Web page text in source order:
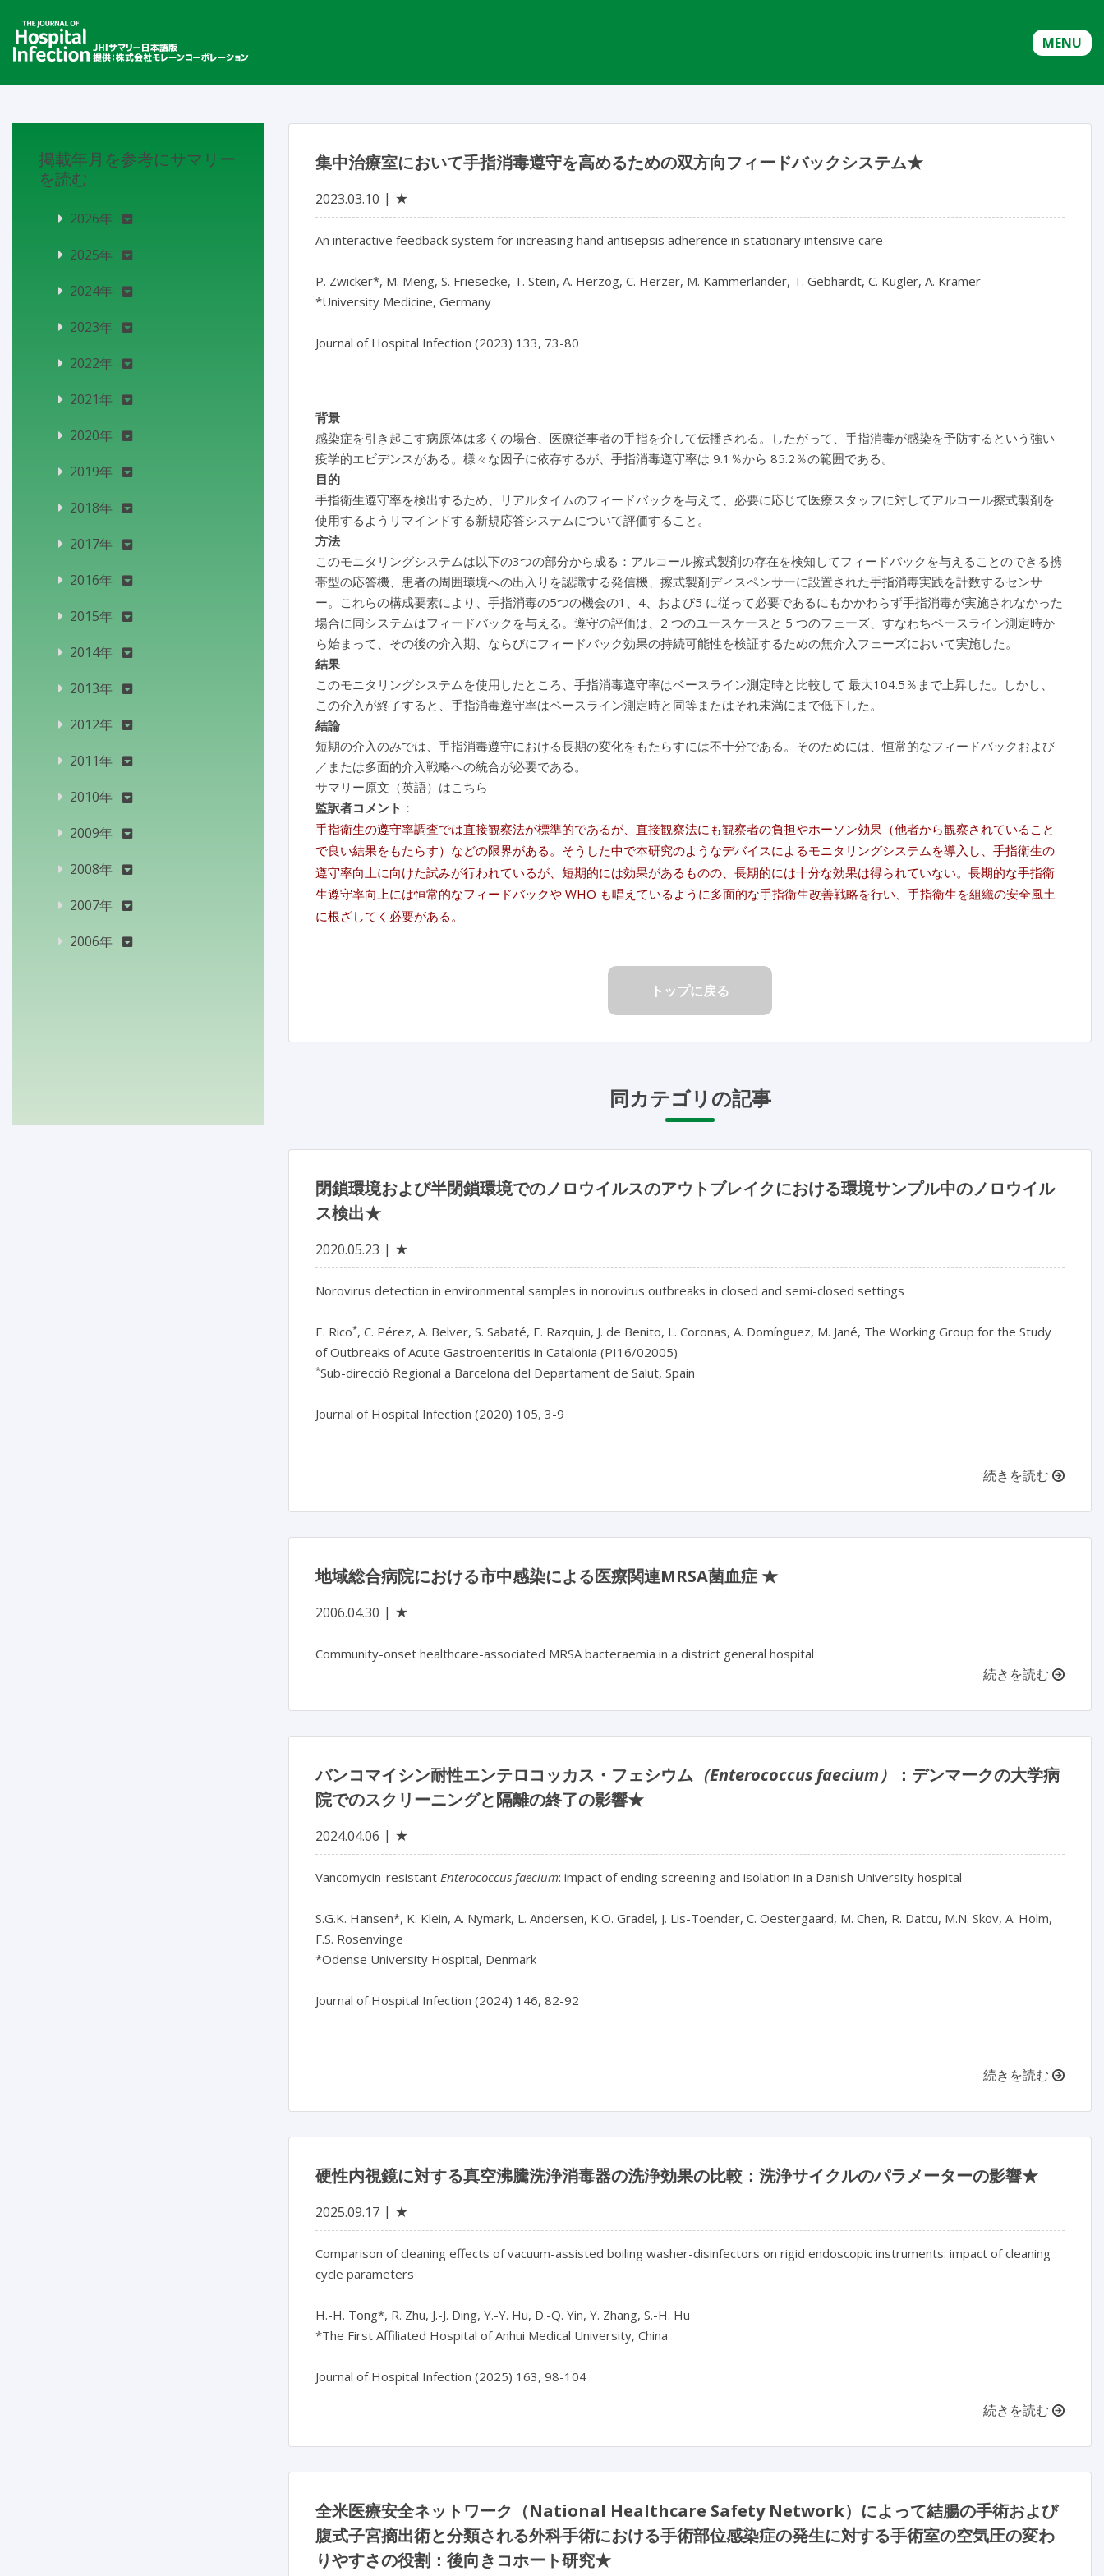
MENU
集中治療室において手指消毒遵守を高めるための双方向フィードバックシステム★
2023.03.10 ★
An interactive feedback system for increasing hand antisepsis adherence in stationary intensive care
P. Zwicker*, M. Meng, S. Friesecke, T. Stein, A. Herzog, C. Herzer, M. Kammerlander, T. Gebhardt, C. Kugler, A. Kramer
*University Medicine, Germany
Journal of Hospital Infection (2023) 133, 73-80
背景
感染症を引き起こす病原体は多くの場合、医療従事者の手指を介して伝播される。したがって、手指消毒が感染を予防するという強い
疫学的エビデンスがある。様々な因子に依存するが、手指消毒遵守率は 9.1％から 85.2％の範囲である。
目的
手指衛生遵守率を検出するため、リアルタイムのフィードバックを与えて、必要に応じて医療スタッフに対してアルコール擦式製剤を
使用するようリマインドする新規応答システムについて評価すること。
方法
このモニタリングシステムは以下の3つの部分から成る：アルコール擦式製剤の存在を検知してフィードバックを与えることのできる携
帯型の応答機、患者の周囲環境への出入りを認識する発信機、擦式製剤ディスペンサーに設置された手指消毒実践を計数するセンサ
ー。これらの構成要素により、手指消毒の5つの機会の1、4、および5 に従って必要であるにもかかわらず手指消毒が実施されなかった
場合に同システムはフィードバックを与える。遵守の評価は、2 つのユースケースと 5 つのフェーズ、すなわちベースライン測定時か
ら始まって、その後の介入期、ならびにフィードバック効果の持続可能性を検証するための無介入フェーズにおいて実施した。
結果
このモニタリングシステムを使用したところ、手指消毒遵守率はベースライン測定時と比較して 最大104.5％まで上昇した。しかし、
この介入が終了すると、手指消毒遵守率はベースライン測定時と同等またはそれ未満にまで低下した。
結論
短期の介入のみでは、手指消毒遵守における長期の変化をもたらすには不十分である。そのためには、恒常的なフィードバックおよび
／または多面的介入戦略への統合が必要である。
サマリー原文（英語）はこちら
監訳者コメント ：
手指衛生の遵守率調査では直接観察法が標準的であるが、直接観察法にも観察者の負担やホーソン効果（他者から観察されていること
で良い結果をもたらす）などの限界がある。そうした中で本研究のようなデバイスによるモニタリングシステムを導入し、手指衛生の
遵守率向上に向けた試みが行われているが、短期的には効果があるものの、長期的には十分な効果は得られていない。長期的な手指衛
生遵守率向上には恒常的なフィードバックや WHO も唱えているように多面的な手指衛生改善戦略を行い、手指衛生を組織の安全風土
に根ざしてく必要がある。
トップに戻る
同カテゴリの記事
閉鎖環境および半閉鎖環境でのノロウイルスのアウトブレイクにおける環境サンプル中のノロウイル
ス検出★
2020.05.23 ★
Norovirus detection in environmental samples in norovirus outbreaks in closed and semi-closed settings
E. Rico*, C. Pérez, A. Belver, S. Sabaté, E. Razquin, J. de Benito, L. Coronas, A. Domínguez, M. Jané, The Working Group for the Study
of Outbreaks of Acute Gastroenteritis in Catalonia (PI16/02005)
*Sub-direcció Regional a Barcelona del Departament de Salut, Spain
Journal of Hospital Infection (2020) 105, 3-9
続きを読む
地域総合病院における市中感染による医療関連MRSA菌血症 ★
2006.04.30 ★
Community-onset healthcare-associated MRSA bacteraemia in a district general hospital
続きを読む
バンコマイシン耐性エンテロコッカス・フェシウム （Enterococcus faecium）
：デンマークの大学病
院でのスクリーニングと隔離の終了の影響★
2024.04.06 ★
Vancomycin-resistant Enterococcus faecium: impact of ending screening and isolation in a Danish University hospital
S.G.K. Hansen*, K. Klein, A. Nymark, L. Andersen, K.O. Gradel, J. Lis-Toender, C. Oestergaard, M. Chen, R. Datcu, M.N. Skov, A. Holm,
F.S. Rosenvinge
*Odense University Hospital, Denmark
Journal of Hospital Infection (2024) 146, 82-92
続きを読む
硬性内視鏡に対する真空沸騰洗浄消毒器の洗浄効果の比較：洗浄サイクルのパラメーターの影響★
2025.09.17 ★
Comparison of cleaning effects of vacuum-assisted boiling washer-disinfectors on rigid endoscopic instruments: impact of cleaning
cycle parameters
H.-H. Tong*, R. Zhu, J.-J. Ding, Y.-Y. Hu, D.-Q. Yin, Y. Zhang, S.-H. Hu
*The First Affiliated Hospital of Anhui Medical University, China
続きを読む
全米医療安全ネットワーク（National Healthcare Safety Network）によって結腸の手術および
腹式子宮摘出術と分類される外科手術における手術部位感染症の発生に対する手術室の空気圧の変わ
りやすさの役割：後向きコホート研究★
掲載年月を参考にサマリー
を読む
2026年
2025年
2024年
2023年
2022年
2021年
2020年
2019年
2018年
2017年
2016年
2015年
2014年
2013年
2012年
2011年
2010年
2009年
2008年
2007年
2006年